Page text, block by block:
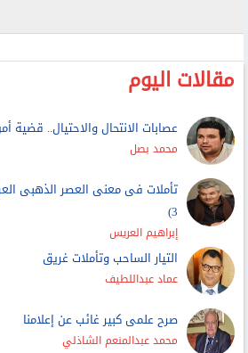
مقالات اليوم
عصابات الانتحال والاحتيال.. قضية
3)
إبراهيم العريس
التيار الساحب وتأملات غريق
صرح علمى كبير غائب عن إعلامنا